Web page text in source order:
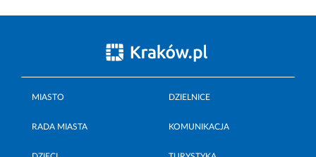
MIASTO DZIELNICE
RADA MIASTA KOMUNIKACJA